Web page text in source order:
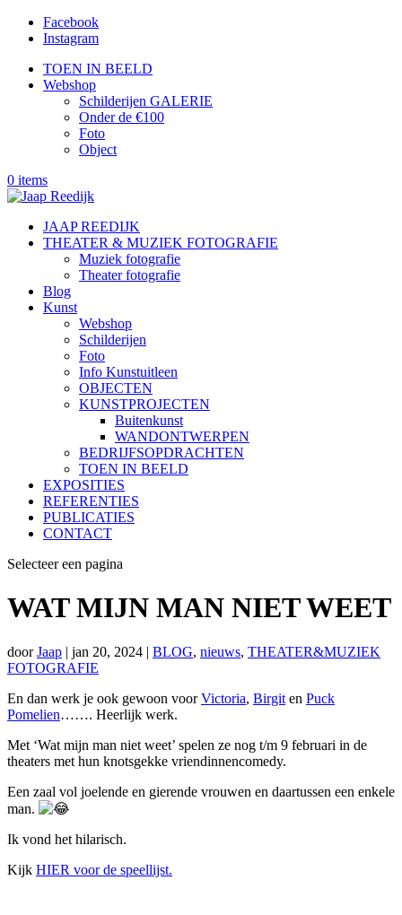
Facebook
Instagram
TOEN IN BEELD
Webshop
Schilderijen GALERIE
Onder de €100
Foto
Object
0 items
JAAP REEDIJK
THEATER & MUZIEK FOTOGRAFIE
Muziek fotografie
Theater fotografie
Blog
Kunst
Webshop
Schilderijen
Foto
Info Kunstuitleen
OBJECTEN
KUNSTPROJECTEN
Buitenkunst
WANDONTWERPEN
BEDRIJFSOPDRACHTEN
TOEN IN BEELD
EXPOSITIES
REFERENTIES
PUBLICATIES
CONTACT
Selecteer een pagina
WAT MIJN MAN NIET WEET
doorJaap | jan 20, 2024 | BLOG, nieuws, THEATER&MUZIEK
FOTOGRAFIE
En dan werk je ook gewoon voorVictoria, Birgit en Puck
Pomelien……. Heerlijk werk.
Met ‘Wat mijn man niet weet’ spelen ze nog t/m 9 februari in de
theaters met hun knotsgekke vriendinnencomedy.
Een zaal vol joelende en gierende vrouwen en daartussen een enkele
man.
Ik vond het hilarisch.
Kijk HIER voor de speellijst.